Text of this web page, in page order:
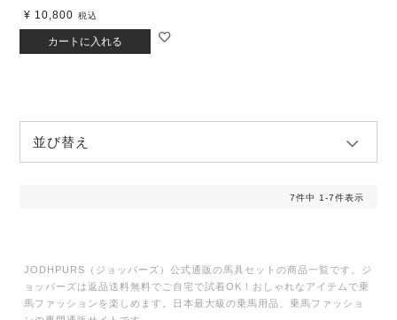
¥ 10,800 税込
カートに入れる
並び替え
7件中 1 -7件表示
JODHPURS（ジョッパーズ）公式通販の馬具セットの商品一覧です。ジ
ョッパーズは返品送料無料でご自宅で試着OK！おしゃれなアイテムで乗
馬ファッションを楽しめます。日本最大級の乗馬用品、乗馬ファッショ